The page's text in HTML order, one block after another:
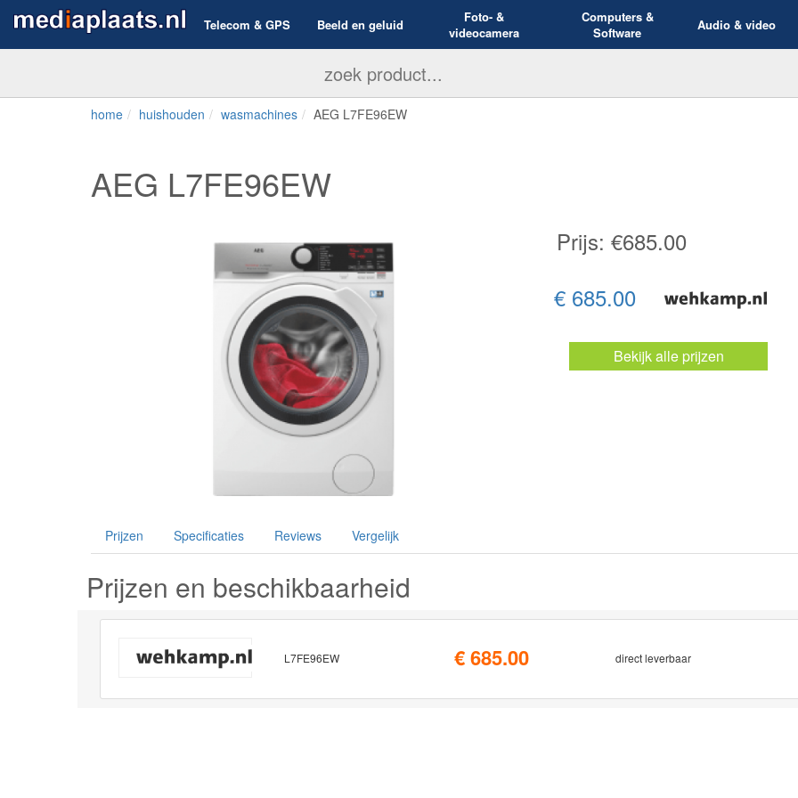
Telecom & GPS Beeld en geluid
Foto- &
videocamera
Computers &
Software
Audio & video
home huishouden wasmachines AEG L7FE96EW
AEG L7FE96EW
Prijs: €685.00
€ 685.00
Bekijk alle prijzen
Prijzen Specificaties Reviews Vergelijk
Prijzen en beschikbaarheid
L7FE96EW € 685.00 direct leverbaar